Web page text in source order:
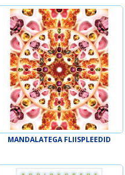
MANDALATEGA FLIISPLEEDID